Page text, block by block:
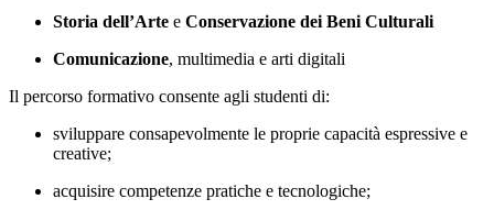
Storia dell’Arte e Conservazione dei Beni Culturali
Comunicazione, multimedia e arti digitali
Il percorso formativo consente agli studenti di:
sviluppare consapevolmente le proprie capacità espressive e
creative;
acquisire competenze pratiche e tecnologiche;